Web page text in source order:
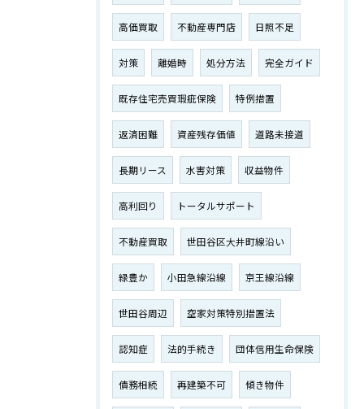
高価買取 不動産専門店 日照不足
対策 離婚時 処分方法 完全ガイド
既存住宅売買瑕疵保険 特例措置
返済困難 資産残存価値 道路未接道
長期リース 水害対策 収益物件
高利回り トータルサポート
不動産買取 世田谷区大井町線沿い
緑豊か 小田急線沿線 京王線沿線
世田谷周辺 空家対策特別措置法
認知症 法的手続き 団体信用生命保険
債務相続 再建築不可 傾き物件